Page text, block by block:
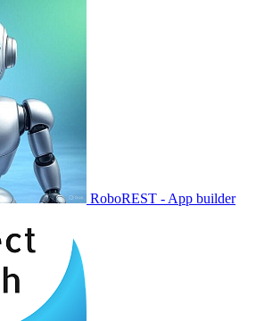
RoboREST - App builder